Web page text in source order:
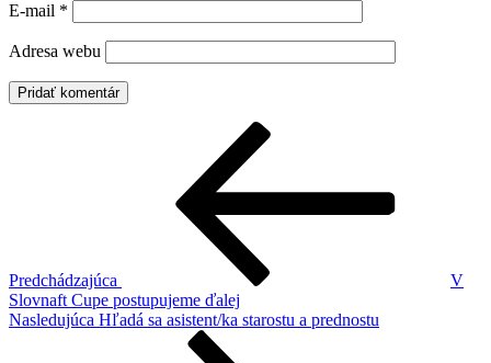
E-mail *
Adresa webu
Predchádzajúca
V
Slovnaft Cupe postupujeme ďalej
Ďalší
Nasledujúca Hľadá sa asistent/ka starostu a prednostu